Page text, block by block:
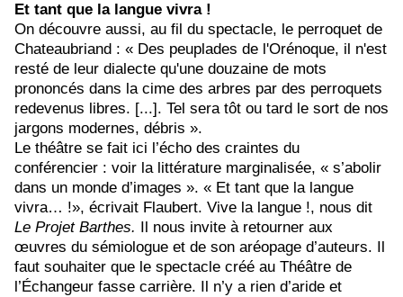
Et tant que la langue vivra !
On découvre aussi, au fil du spectacle, le perroquet de
Chateaubriand : « Des peuplades de l'Orénoque, il n'est
resté de leur dialecte qu'une douzaine de mots
prononcés dans la cime des arbres par des perroquets
redevenus libres. [...]. Tel sera tôt ou tard le sort de nos
jargons modernes, débris ».
Le théâtre se fait ici l’écho des craintes du
conférencier : voir la littérature marginalisée, « s’abolir
dans un monde d’images ». « Et tant que la langue
vivra… !», écrivait Flaubert. Vive la langue !, nous dit
Le Projet Barthes.
nous invite à retourner aux
œuvres du sémiologue et de son aréopage d’auteurs. Il
faut souhaiter que le spectacle créé au Théâtre de
l’Échangeur fasse carrière. Il n’y a rien d’aride et